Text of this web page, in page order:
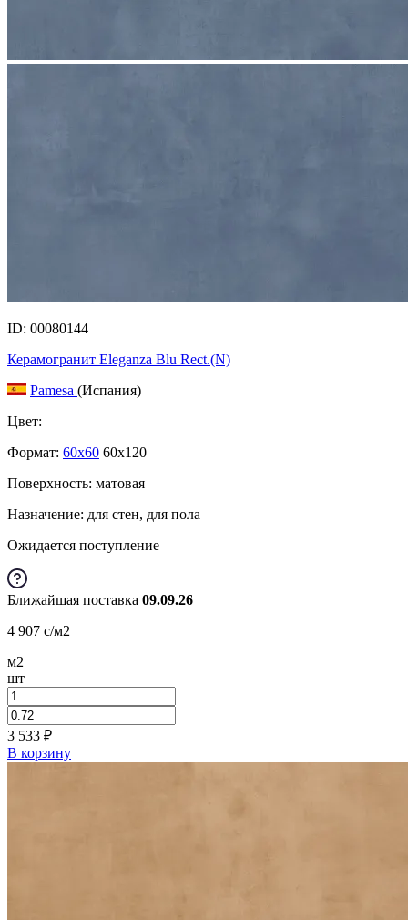
ID: 00080144
Керамогранит Eleganza Blu Rect.(N)
Pamesa (Испания)
Цвет:
Формат: 60x60 60x120
Поверхность: матовая
Назначение: для стен, для пола
Ожидается поступление
Ближайшая поставка 09.09.26
4 907 c/м2
м2
шт
3 533 ₽
В корзину